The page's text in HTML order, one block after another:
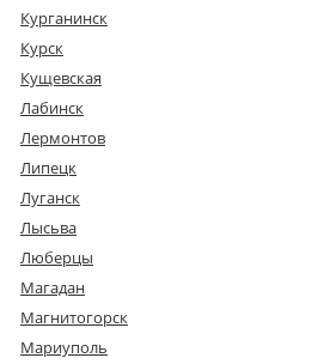
Курганинск
Курск
Кущевская
Лабинск
Лермонтов
Липецк
Луганск
Лысьва
Люберцы
Магадан
Магнитогорск
Мариуполь